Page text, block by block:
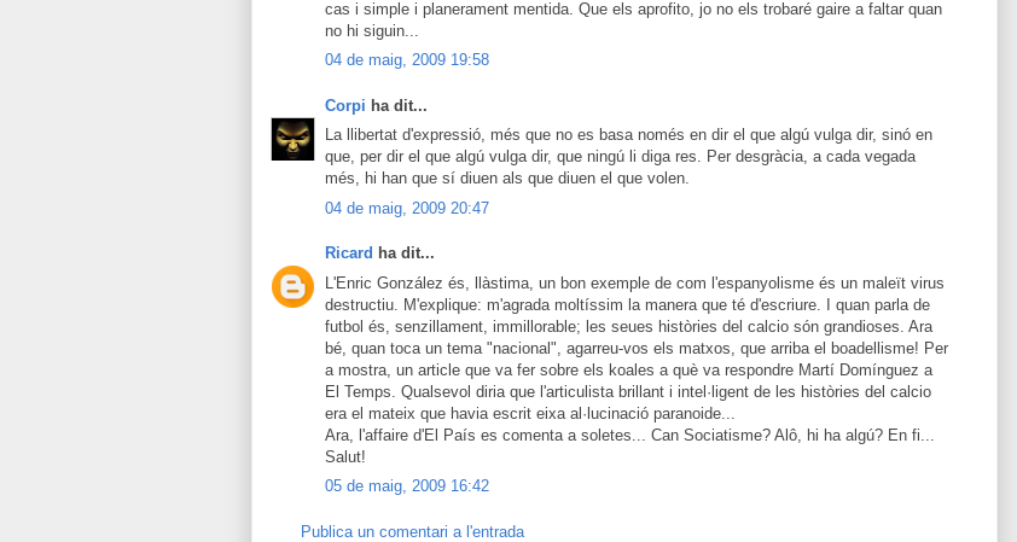
cas i simple i planerament mentida. Que els aprofito, jo no els trobaré gaire a faltar quan
no hi siguin...
04 de maig, 2009 19:58
Corpi ha dit...
La llibertat d'expressió, més que no es basa només en dir el que algú vulga dir, sinó en
que, per dir el que algú vulga dir, que ningú li diga res. Per desgràcia, a cada vegada
més, hi han que sí diuen als que diuen el que volen.
04 de maig, 2009 20:47
Ricard ha dit...
L'Enric González és, llàstima, un bon exemple de com l'espanyolisme és un maleït virus
destructiu. M'explique: m'agrada moltíssim la manera que té d'escriure. I quan parla de
futbol és, senzillament, immillorable; les seues històries del calcio són grandioses. Ara
bé, quan toca un tema "nacional", agarreu-vos els matxos, que arriba el boadellisme! Per
a mostra, un article que va fer sobre els koales a què va respondre Martí Domínguez a
El Temps. Qualsevol diria que l'articulista brillant i intel·ligent de les històries del calcio
era el mateix que havia escrit eixa al·lucinació paranoide...
Ara, l'affaire d'El País es comenta a soletes... Can Sociatisme? Alô, hi ha algú? En fi...
Salut!
05 de maig, 2009 16:42
Publica un comentari a l'entrada